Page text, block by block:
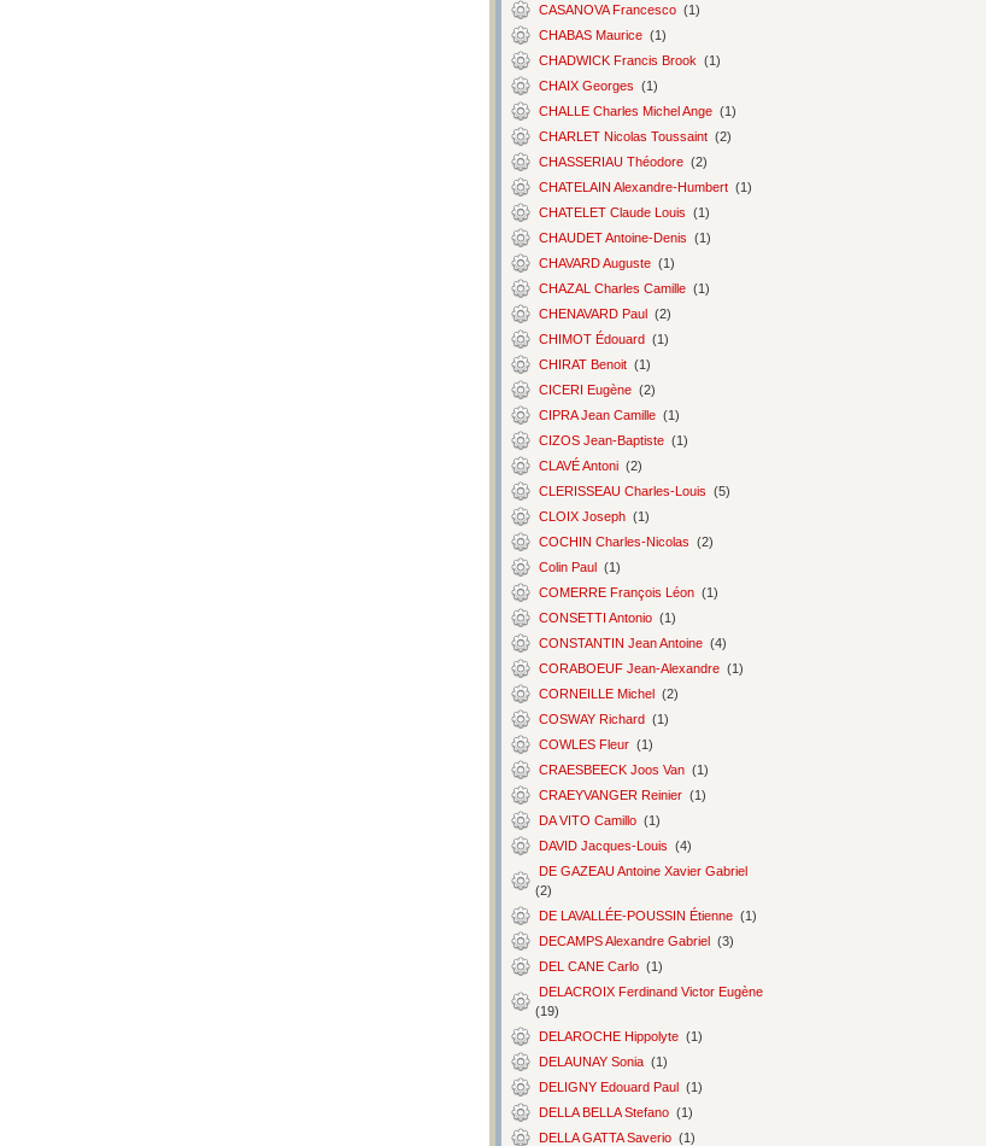
CASANOVA Francesco (1)
CHABAS Maurice (1)
CHADWICK Francis Brook (1)
CHAIX Georges (1)
CHALLE Charles Michel Ange (1)
CHARLET Nicolas Toussaint (2)
CHASSERIAU Théodore (2)
CHATELAIN Alexandre-Humbert (1)
CHATELET Claude Louis (1)
CHAUDET Antoine-Denis (1)
CHAVARD Auguste (1)
CHAZAL Charles Camille (1)
CHENAVARD Paul (2)
CHIMOT Édouard (1)
CHIRAT Benoit (1)
CICERI Eugène (2)
CIPRA Jean Camille (1)
CIZOS Jean-Baptiste (1)
CLAVÉ Antoni (2)
CLERISSEAU Charles-Louis (5)
CLOIX Joseph (1)
COCHIN Charles-Nicolas (2)
Colin Paul (1)
COMERRE François Léon (1)
CONSETTI Antonio (1)
CONSTANTIN Jean Antoine (4)
CORABOEUF Jean-Alexandre (1)
CORNEILLE Michel (2)
COSWAY Richard (1)
COWLES Fleur (1)
CRAESBEECK Joos Van (1)
CRAEYVANGER Reinier (1)
DA VITO Camillo (1)
DAVID Jacques-Louis (4)
DE GAZEAU Antoine Xavier Gabriel
(2)
DE LAVALLÉE-POUSSIN Étienne (1)
DECAMPS Alexandre Gabriel (3)
DEL CANE Carlo (1)
DELACROIX Ferdinand Victor Eugène
(19)
DELAROCHE Hippolyte (1)
DELAUNAY Sonia (1)
DELIGNY Edouard Paul (1)
DELLA BELLA Stefano (1)
DELLA GATTA Saverio (1)